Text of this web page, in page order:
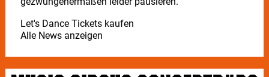
Let's Dance Tickets kaufen
Alle News anzeigen